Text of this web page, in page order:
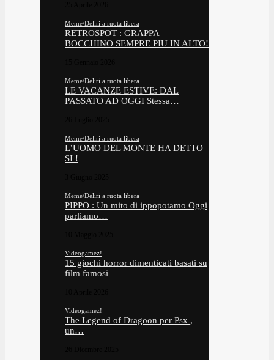
Meme/Deliri a ruota libera
RETROSPOT : GRAPPA
BOCCHINO SEMPRE PIU IN ALTO!
Meme/Deliri a ruota libera
LE VACANZE ESTIVE: DAL
PASSATO AD OGGI Stessa…
Meme/Deliri a ruota libera
L’UOMO DEL MONTE HA DETTO
SI !
Meme/Deliri a ruota libera
PIPPO : Un mito di ippopotamo Oggi
parliamo…
Videogamez!
15 giochi horror dimenticati basati su
film famosi
Videogamez!
The Legend of Dragoon per Psx ,
un…